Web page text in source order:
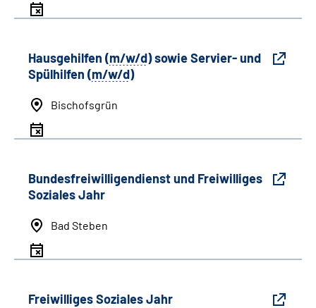
Hausgehilfen (m/w/d) sowie Servier- und
Spülhilfen (m/w/d)
Bischofsgrün
Bundesfreiwilligendienst und Freiwilliges
Soziales Jahr
Bad Steben
Freiwilliges Soziales Jahr